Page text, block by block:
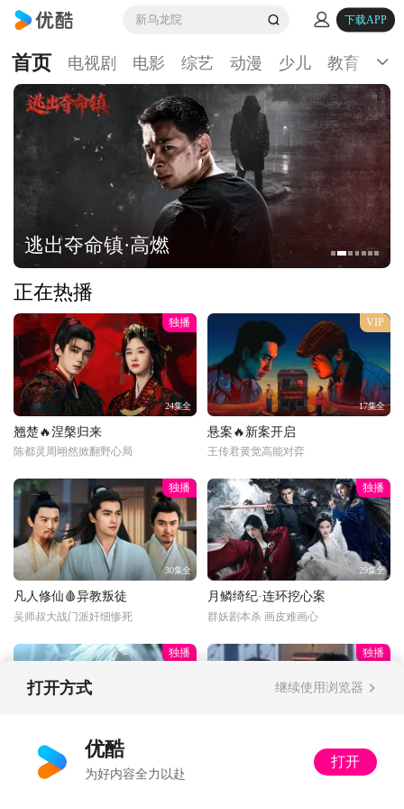
新乌龙院 下载APP
首页 电视剧 电影 综艺 动漫 少儿 教育 生
逃出夺命镇·高燃
正在热播
独播
24集全
翘楚🔥涅槃归来
陈都灵周翊然掀翻野心局
VIP
17集全
悬案🔥新案开启
王传君黄觉高能对弈
独播
30集全
凡人修仙🩸异教叛徒
吴师叔大战门派奸细惨死
独播
29集全
月鳞绮纪·连环挖心案
群妖剧本杀 画皮难画心
独播
光阴年番💥狂吸祖地
二牛上嘴啃神像脚趾
独播
以法之名🔍突击审讯
打开方式 继续使用浏览器
优酷
为好内容全力以赴
打开